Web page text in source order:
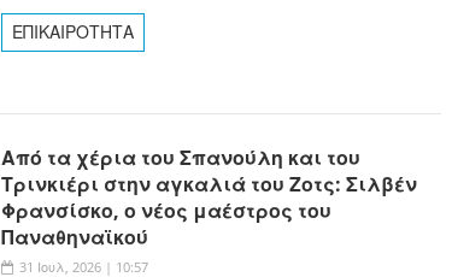
ΕΠΙΚΑΙΡΟΤΗΤΑ
Από τα χέρια του Σπανούλη και του
Τρινκιέρι στην αγκαλιά του Ζοτς: Σιλβέν
Φρανσίσκο, ο νέος μαέστρος του
Παναθηναϊκού
31 Ιουλ, 2026 | 10:57